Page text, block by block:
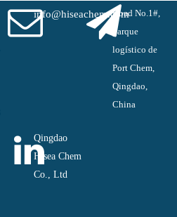
info@hiseachem.comRoad No.1#,
parque
logístico de
Port Chem,
Qingdao,
China
Qingdao
Hisea Chem
Co., Ltd